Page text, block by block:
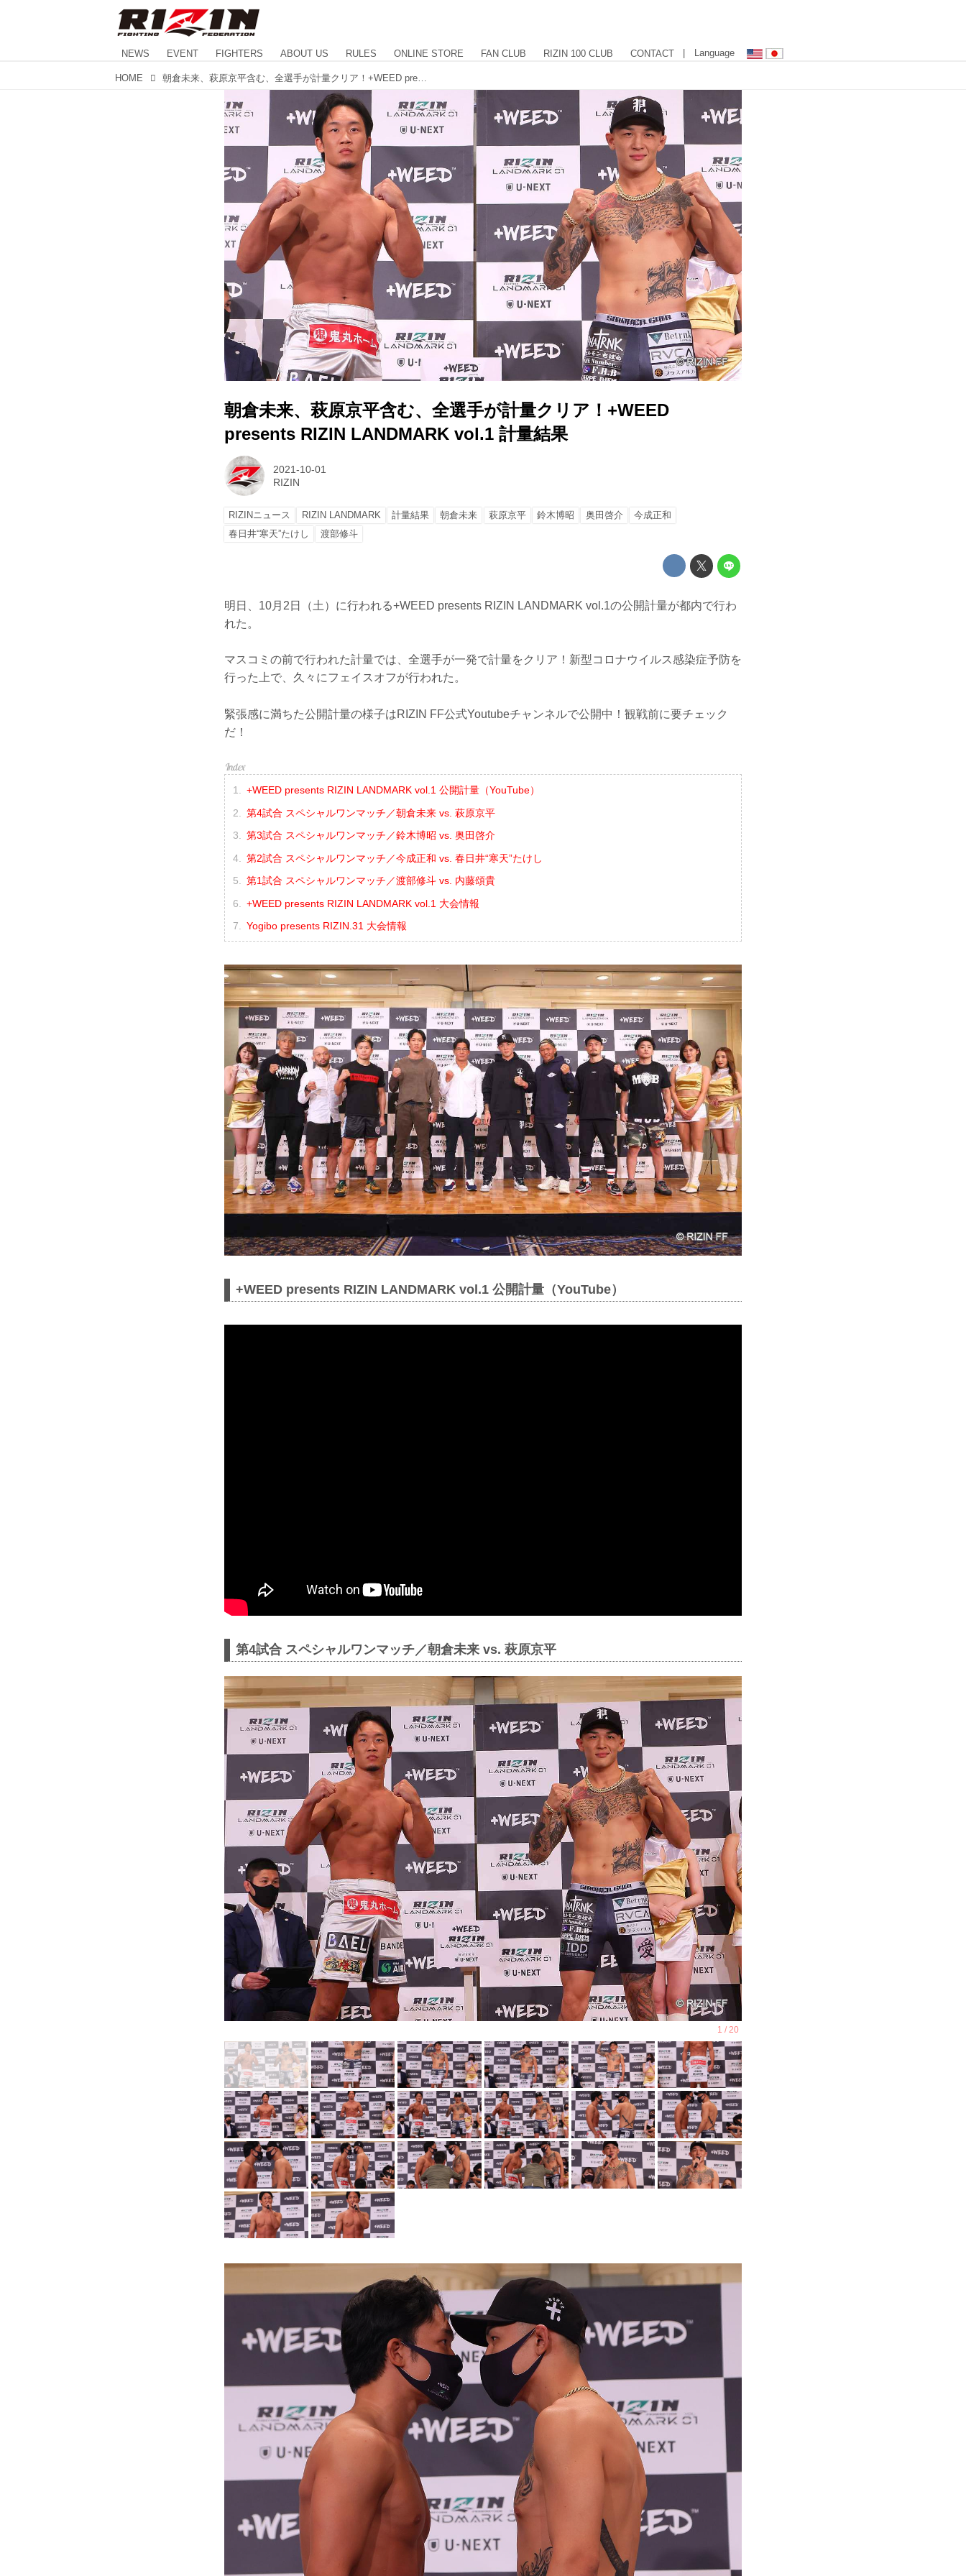
NEWS EVENT FIGHTERS ABOUT US RULES ONLINE STORE FAN CLUB RIZIN 100 CLUB CONTACT | Language
HOME
朝倉未来、萩原京平含む、全選手が計量クリア！+WEED
presents RIZIN LANDMARK vol.1 計量結果
2021-10-01
RIZIN
RIZINニュース RIZIN LANDMARK 計量結果 朝倉未来 萩原京平 鈴木博昭 奥田啓介
今成正和
春日井“寒天”たけし
渡部修斗
明日、10月2日（土）に行われる+WEED presents RIZIN LANDMARK vol.1の公開計量が都内で行わ
れた。
マスコミの前で行われた計量では、全選手が一発で計量をクリア！新型コロナウイルス感染症予防を
行った上で、久々にフェイスオフが行われた。
緊張感に満ちた公開計量の様子はRIZIN FF公式Youtubeチャンネルで公開中！観戦前に要チェック
だ！
+WEED presents RIZIN LANDMARK vol.1 公開計量（YouTube）
第4試合 スペシャルワンマッチ／朝倉未来 vs. 萩原京平
第3試合 スペシャルワンマッチ／鈴木博昭 vs. 奥田啓介
第2試合 スペシャルワンマッチ／今成正和 vs. 春日井“寒天”たけし
第1試合 スペシャルワンマッチ／渡部修斗 vs. 内藤頌貴
+WEED presents RIZIN LANDMARK vol.1 大会情報
Yogibo presents RIZIN.31 大会情報
+WEED presents RIZIN LANDMARK vol.1 公開計量（YouTube）
第4試合 スペシャルワンマッチ／朝倉未来 vs. 萩原京平